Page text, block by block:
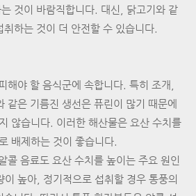
것이 바람직합니다. 대신, 닭고기와 같
하는 것이 더 안전할 수 있습니다.
해야 할 음식군에 속합니다. 특히 조개,
같은 기름진 생선은 퓨린이 많기 때문에
않습니다. 이러한 해산물은 요산 수치를
배제하는 것이 좋습니다.
콜 음료도 요산 수치를 높이는 주요 원인
높아, 정기적으로 섭취할 경우 통풍의